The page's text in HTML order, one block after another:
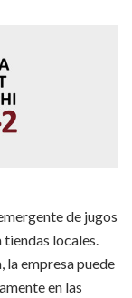
de jugos
locales.
la empresa puede
en las